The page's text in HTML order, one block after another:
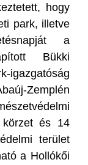
hogy
park, illetve
a
Bükki
Zemplén
körzet és 14
terület
a Hollókői